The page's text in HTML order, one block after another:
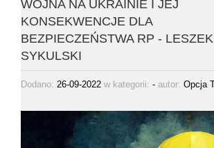
WOJNA NA UKRAINIE I JEJ
KONSEKWENCJE DLA
BEZPIECZEŃSTWA RP - LESZEK
SYKULSKI
Dodano: 26-09-2022w kategorii: -autor: Opcja